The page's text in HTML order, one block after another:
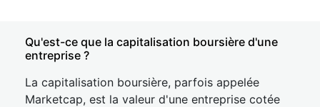
Qu'est-ce que la capitalisation boursière d'une
entreprise ?
La capitalisation boursière, parfois appelée
Marketcap, est la valeur d'une entreprise cotée